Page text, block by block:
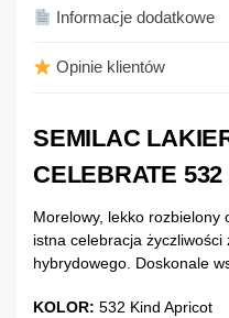
Informacje dodatkowe
Opinie klientów
SEMILAC
CELEBRATE
Morelowy, lekko rozbielony
istna celebracja
hybrydowego. Doskonale
KOLOR: 532 Kind Apricot